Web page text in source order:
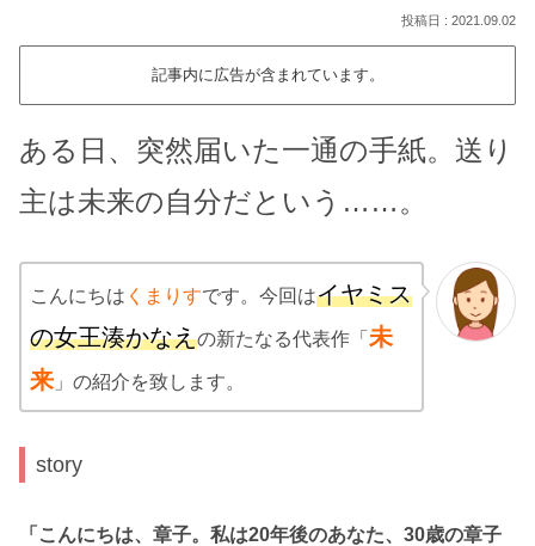
2021.09.02
記事内に広告が含まれています。
ある日、突然届いた一通の手紙。送り
主は未来の自分だという……。
こんにちは くまりすです。今回はイヤミス
の女王湊かなえの新たなる代表作「 未
来 」の紹介を致します。
story
「こんにちは、章子。私は20年後のあなた、30歳の章子